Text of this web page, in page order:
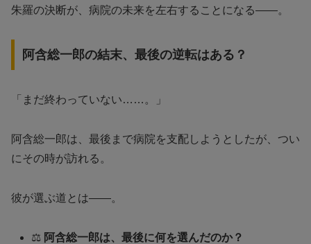
朱羅の決断が、病院の未来を左右することになる——。
阿含総一郎の結末、最後の逆転はある？
「まだ終わっていない……。」
阿含総一郎は、最後まで病院を支配しようとしたが、つい
にその時が訪れる。
彼が選ぶ道とは——。
⚖️ 阿含総一郎は、最後に何を選んだのか？